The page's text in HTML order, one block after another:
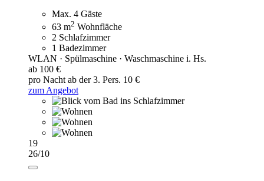
Max. 4 Gäste
63 m2 Wohnfläche
2 Schlafzimmer
1 Badezimmer
WLAN · Spülmaschine · Waschmaschine i. Hs.
ab 100 €
pro Nacht ab der 3. Pers. 10 €
zum Angebot
19
26/10